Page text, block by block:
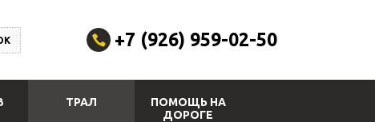
+7 (926) 959-02-50
ТРАЛ
ПОМОЩЬ НА
ДОРОГЕ